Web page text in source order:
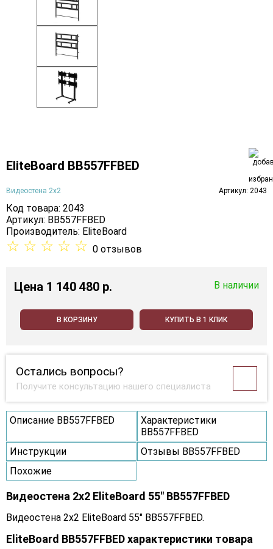
EliteBoard BB557FFBED
Видеостена 2x2 Артикул: 2043
Код товара: 2043
Артикул: BB557FFBED
Производитель: EliteBoard
☆ ☆ ☆ ☆ ☆ 0 отзывов
Цена 1 140 480 p. В наличии
В КОРЗИНУ КУПИТЬ В 1 КЛИК
Остались вопросы?
Получите консультацию нашего специалиста
Описание BB557FFBED
Характеристики
BB557FFBED
Инструкции
Отзывы BB557FFBED
Похожие
Видеостена 2x2 EliteBoard 55" BB557FFBED
Видеостена 2x2 EliteBoard 55" BB557FFBED.
EliteBoard BB557FFBED характеристики товара